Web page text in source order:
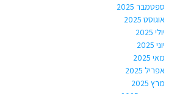
ספטמבר 2025
אוגוסט 2025
יולי 2025
יוני 2025
מאי 2025
אפריל 2025
מרץ 2025